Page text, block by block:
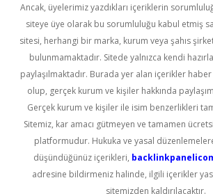
Ancak, üyelerimiz yazdıkları içeriklerin
siteye üye olarak bu sorumluluğu kabul etmiş
sitesi, herhangi bir marka, kurum veya şahıs
bulunmamaktadır. Sitede yalnızca kendi
paylaşılmaktadır. Burada yer alan içerikler
olup, gerçek kurum ve kişiler hakkında
Gerçek kurum ve kişiler ile isim benzerlikleri
Sitemiz, kar amacı gütmeyen ve tamamen
platformudur. Hukuka ve yasal
düşündüğünüz içerikleri,
adresine bildirmeniz halinde, ilgili içerikler
sitemizden kaldırılacaktır.